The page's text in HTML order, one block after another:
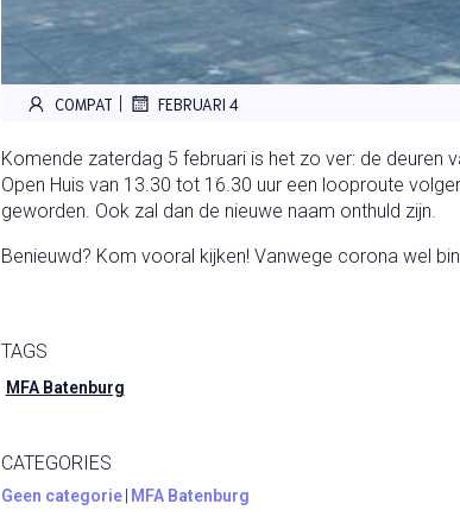
COMPAT FEBRUARI 4
Komende zaterdag 5 februari is het zo ver: de deuren
Open Huis van 13.30 tot 16.30 uur een looproute
geworden. Ook zal dan de nieuwe naam onthuld zijn.
Benieuwd? Kom vooral kijken! Vanwege corona wel
TAGS
MFA Batenburg
CATEGORIES
Geen categorie MFA Batenburg